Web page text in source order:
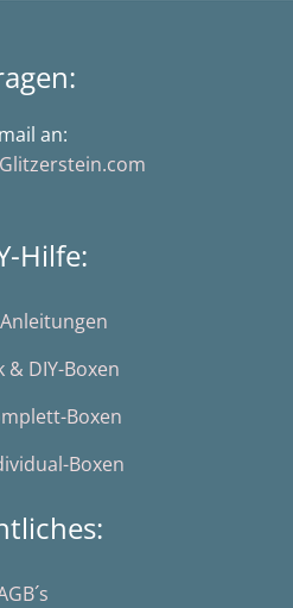
an:
Hilfe:
& DIY-Boxen
Boxen
Boxen